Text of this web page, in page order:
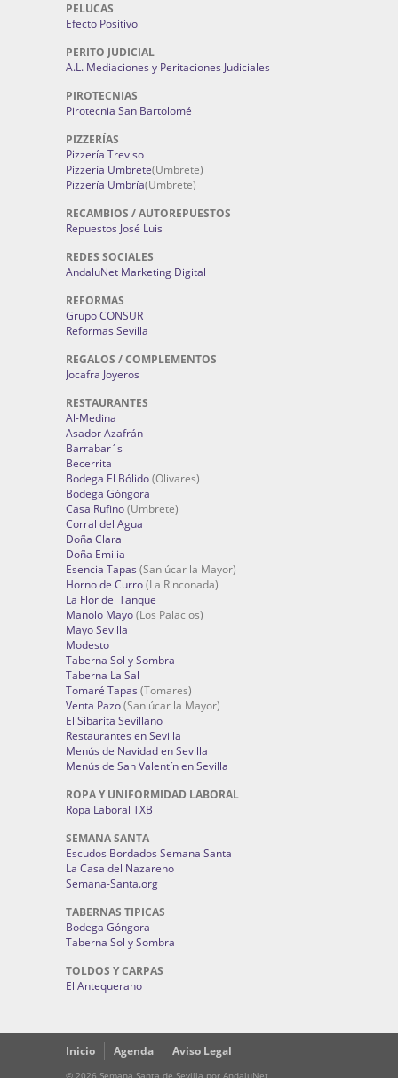
PELUCAS
Efecto Positivo
PERITO JUDICIAL
A.L. Mediaciones y Peritaciones Judiciales
PIROTECNIAS
Pirotecnia San Bartolomé
PIZZERÍAS
Pizzería Treviso
Pizzería Umbrete(Umbrete)
Pizzería Umbría(Umbrete)
RECAMBIOS / AUTOREPUESTOS
Repuestos José Luis
REDES SOCIALES
AndaluNet Marketing Digital
REFORMAS
Grupo CONSUR
Reformas Sevilla
REGALOS / COMPLEMENTOS
Jocafra Joyeros
RESTAURANTES
Al-Medina
Asador Azafrán
Barrabar´s
Becerrita
Bodega El Bólido(Olivares)
Bodega Góngora
Casa Rufino(Umbrete)
Corral del Agua
Doña Clara
Doña Emilia
Esencia Tapas (Sanlúcar la Mayor)
Horno de Curro(La Rinconada)
La Flor del Tanque
Manolo Mayo(Los Palacios)
Mayo Sevilla
Modesto
Taberna Sol y Sombra
Taberna La Sal
Tomaré Tapas (Tomares)
Venta Pazo(Sanlúcar la Mayor)
El Sibarita Sevillano
Restaurantes en Sevilla
Menús de Navidad en Sevilla
Menús de San Valentín en Sevilla
ROPA Y UNIFORMIDAD LABORAL
Ropa Laboral TXB
SEMANA SANTA
Escudos Bordados Semana Santa
La Casa del Nazareno
Semana-Santa.org
TABERNAS TIPICAS
Bodega Góngora
Taberna Sol y Sombra
TOLDOS Y CARPAS
El Antequerano
Inicio Agenda Aviso Legal
© 2026 Semana Santa de Sevilla por AndaluNet